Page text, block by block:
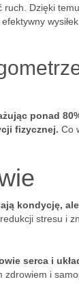
ruch. Dzięki
ponad
fizycznej. Co
kondycję,
stresu i
serca i
i